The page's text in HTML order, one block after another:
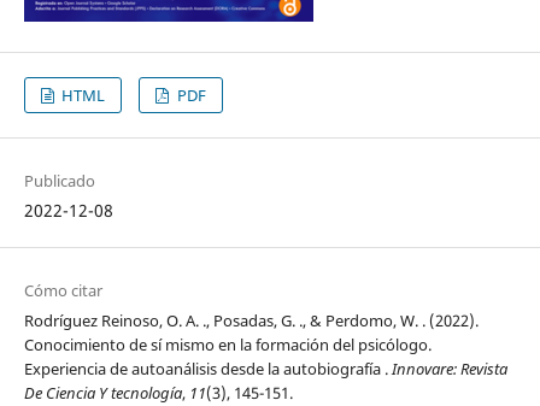
HTML PDF
Publicado
2022-12-08
Cómo citar
Rodríguez Reinoso, O. A. ., Posadas, G. ., & Perdomo, W. . (2022).
Conocimiento de sí mismo en la formación del psicólogo.
Experiencia de autoanálisis desde la autobiografía .Innovare: Revista
De Ciencia Y tecnología, 11(3), 145-151.